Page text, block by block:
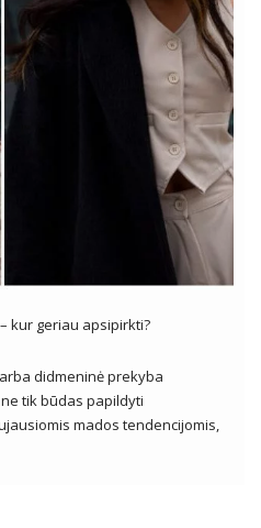
kur geriau apsipirkti?
didmeninė prekyba
tik būdas papildyti
mados tendencijomis,